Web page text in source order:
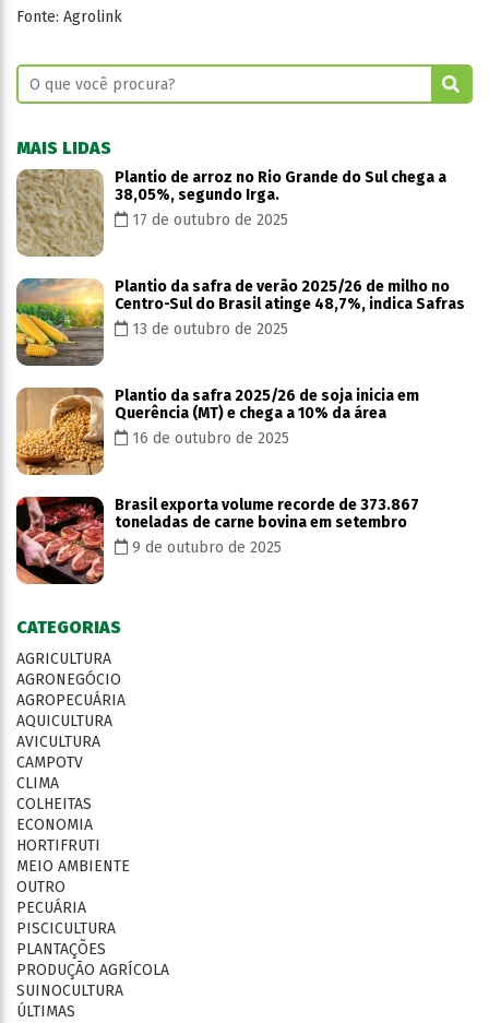
Fonte: Agrolink
MAIS LIDAS
Plantio de arroz no Rio Grande do Sul chega a
38,05%, segundo Irga.
17 de outubro de 2025
Plantio da safra de verão 2025/26 de milho no
Centro-Sul do Brasil atinge 48,7%, indica Safras
13 de outubro de 2025
Plantio da safra 2025/26 de soja inicia em
Querência (MT) e chega a 10% da área
16 de outubro de 2025
Brasil exporta volume recorde de 373.867
toneladas de carne bovina em setembro
9 de outubro de 2025
CATEGORIAS
AGRICULTURA
AGRONEGÓCIO
AGROPECUÁRIA
AQUICULTURA
AVICULTURA
CAMPOTV
CLIMA
COLHEITAS
ECONOMIA
HORTIFRUTI
MEIO AMBIENTE
OUTRO
PECUÁRIA
PISCICULTURA
PLANTAÇÕES
PRODUÇÃO AGRÍCOLA
SUINOCULTURA
ÚLTIMAS